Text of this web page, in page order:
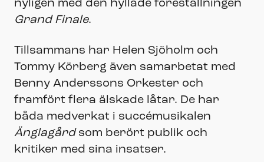
nyligen med den hyllade föreställningen
Grand Finale.
Tillsammans har Helen Sjöholm och
Tommy Körberg även samarbetat med
Benny Anderssons Orkester och
framfört flera älskade låtar. De har
båda medverkat i succémusikalen
Änglagårdsom berört publik och
kritiker med sina insatser.